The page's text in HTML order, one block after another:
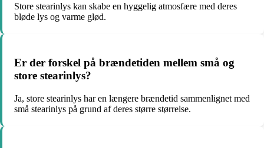
Store stearinlys kan skabe en hyggelig atmosfære med deres
bløde lys og varme glød.
Er der forskel på brændetiden mellem små og
store stearinlys?
Ja, store stearinlys har en længere brændetid sammenlignet med
små stearinlys på grund af deres større størrelse.